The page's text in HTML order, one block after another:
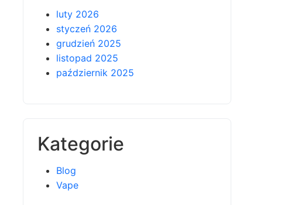
luty 2026
styczeń 2026
grudzień 2025
listopad 2025
październik 2025
Kategorie
Blog
Vape